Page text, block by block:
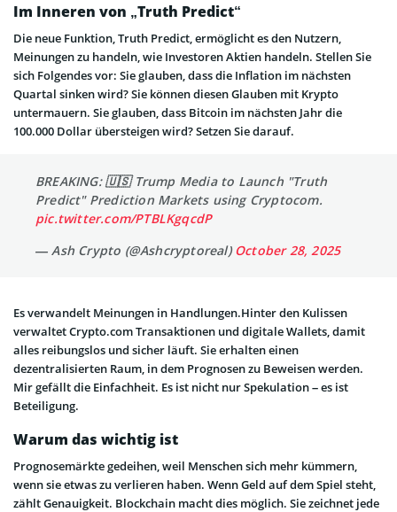
Im Inneren von „Truth Predict“
Die neue Funktion, Truth Predict, ermöglicht es den Nutzern,
Meinungen zu handeln, wie Investoren Aktien handeln. Stellen Sie
sich Folgendes vor: Sie glauben, dass die Inflation im nächsten
Quartal sinken wird? Sie können diesen Glauben mit Krypto
untermauern. Sie glauben, dass Bitcoin im nächsten Jahr die
100.000 Dollar übersteigen wird? Setzen Sie darauf.
BREAKING: 🇺🇸 Trump Media to Launch "Truth
Predict" Prediction Markets using Cryptocom.
pic.twitter.com/PTBLKgqcdP
— Ash Crypto (@Ashcryptoreal)October 28, 2025
Es verwandelt Meinungen in Handlungen.Hinter den Kulissen
verwaltet Crypto.com Transaktionen und digitale Wallets, damit
alles reibungslos und sicher läuft. Sie erhalten einen
dezentralisierten Raum, in dem Prognosen zu Beweisen werden.
Mir gefällt die Einfachheit. Es ist nicht nur Spekulation – es ist
Beteiligung.
Warum das wichtig ist
Prognosemärkte gedeihen, weil Menschen sich mehr kümmern,
wenn sie etwas zu verlieren haben. Wenn Geld auf dem Spiel steht,
zählt Genauigkeit. Blockchain macht dies möglich. Sie zeichnet jede